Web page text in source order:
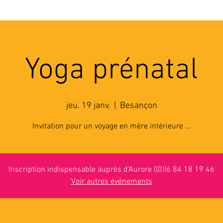
Yoga prénatal
jeu. 19 janv. Besançon
Invitation pour un voyage en mère intérieure ...
Inscription indispensable auprès d'Aurore ((0))6 84 18 19 46
Voir autres événements